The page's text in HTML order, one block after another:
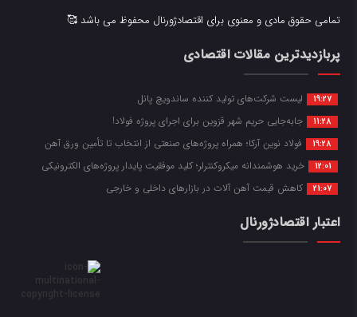
تمامی حقوق مادی و معنوی برای اقتصادژورنال محفوظ می باشد 🥰
پربازدیدترین مقالات اقتصادی
19:27 لیست شرکت‌های تولید کننده ساندویچ پانل
11:28 جابه‌جایی حریم شهر قزوین برای اجرای پروژه فولاد!
19:28 فولاد نوین آرکا؛ همراه پروژه‌های صنعتی از انتخاب تا تأمین ورق آهن
12:01 خرید هوشمندانه میکروکنترلر؛ کلید موفقیت پایدار پروژه‌های الکترونیکی
21:07 کاهش قیمت آهن آلات در بازارهای داخلی و خارجی
اعتبار اقتصادژورنال